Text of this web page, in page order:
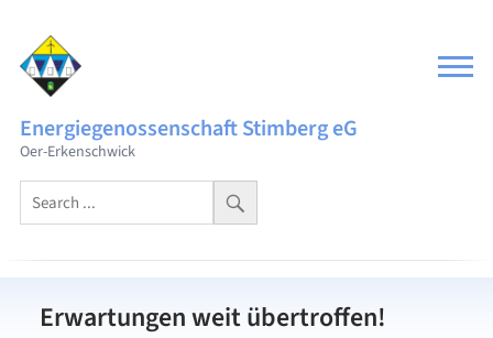
content
Energiegenossenschaft Stimberg eG
Oer-Erkenschwick
Erwartungen weit übertroffen!